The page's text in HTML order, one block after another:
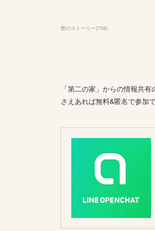
塾のストーリー(798)
「第二の家」からの情報共
さえあれば無料&匿名で参加